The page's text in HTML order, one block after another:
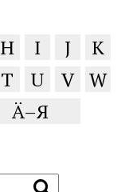
H I J
K
T U V W
Ä–Я